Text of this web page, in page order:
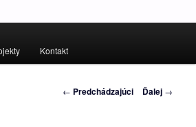
práv – Human
Kontakt
Navigácia
← Predchádzajúci Ďalej →